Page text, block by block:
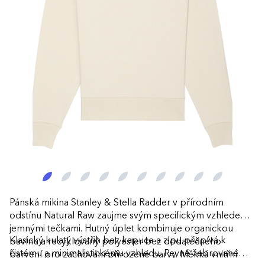
Pánská mikina Stanley & Stella Radder v přírodním
odstínu Natural Raw zaujme svým specifickým vzhledem s
jemnými tečkami. Hutný úplet kombinuje organickou
bavlnu a recyklovaný polyester bez dodatečného
barvení pro zachování přirozené barvy. Měkká vnitřní
Klasický kulatý výstřih bez kapuce a zipu přispívá k
čistému a minimalistickému vzhledu. Pevné žebrované